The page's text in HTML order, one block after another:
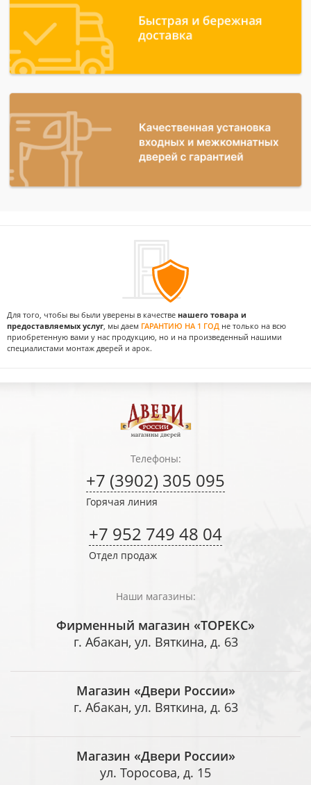
Для того, чтобы вы были уверены в качестве нашего товара и
предоставляемых услуг , мы даем ГАРАНТИЮ НА 1 ГОД не только на всю
приобретенную вами у нас продукцию, но и на произведенный нашими
специалистами монтаж дверей и арок.
Телефоны:
+7 (3902) 305 095
Горячая линия
+7 952 749 48 04
Отдел продаж
Наши магазины:
Фирменный магазин «ТОРЕКС»
г. Абакан, ул. Вяткина, д. 63
Магазин «Двери России»
г. Абакан, ул. Вяткина, д. 63
Магазин «Двери России»
ул. Торосова, д. 15